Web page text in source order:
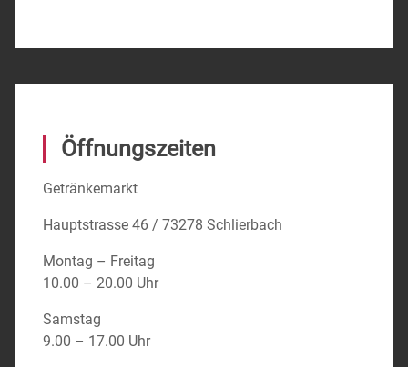
Öffnungszeiten
Getränkemarkt
Hauptstrasse 46 / 73278 Schlierbach
Montag – Freitag
10.00 – 20.00 Uhr
Samstag
9.00 – 17.00 Uhr